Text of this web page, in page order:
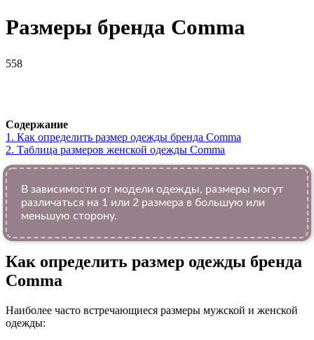
Размеры бренда Comma
558
Содержание
1. Как определить размер одежды брендa Comma
2. Таблица размеров женской одежды Comma
В зависимости от модели одежды, размеры могут
различаться на 1 или 2 размера в большую или
меньшую сторону.
Как определить размер одежды брендa
Comma
Наиболее часто встречающиеся размеры мужской и женской
одежды: